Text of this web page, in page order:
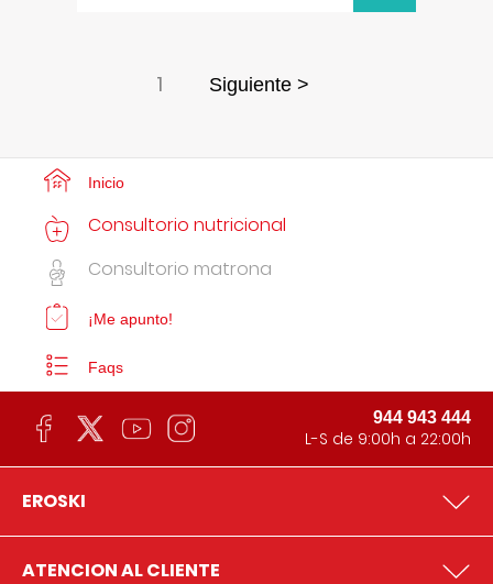
1 Siguiente >
Inicio
Consultorio nutricional
Consultorio matrona
¡Me apunto!
Faqs
944 943 444
L-S de 9:00h a 22:00h
EROSKI
ATENCION AL CLIENTE